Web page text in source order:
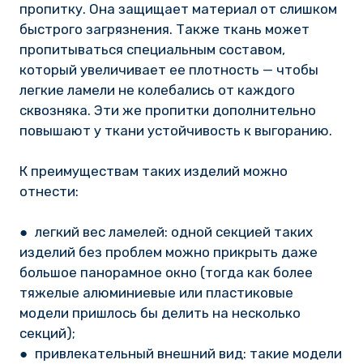
пропитку. Она защищает материал от слишком
быстрого загрязнения. Также ткань может
пропитываться специальным составом,
который увеличивает ее плотность — чтобы
легкие ламели не колебались от каждого
сквозняка. Эти же пропитки дополнительно
повышают у ткани устойчивость к выгоранию.
К преимуществам таких изделий можно
отнести:
● легкий вес ламелей: одной секцией таких
изделий без проблем можно прикрыть даже
большое панорамное окно (тогда как более
тяжелые алюминиевые или пластиковые
модели пришлось бы делить на несколько
секций);
● привлекательный внешний вид: такие модели